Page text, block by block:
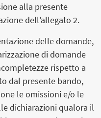
alla presente
dell’allegato 2.
delle domande,
di domande
rispetto a
dal presente bando,
le omissioni e/o le
dichiarazioni qualora il